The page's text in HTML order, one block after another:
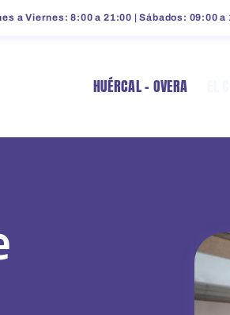
a Viernes: 8:00 a 21:00 | Sábados: 09:00 a
HUÉRCAL – OVERA